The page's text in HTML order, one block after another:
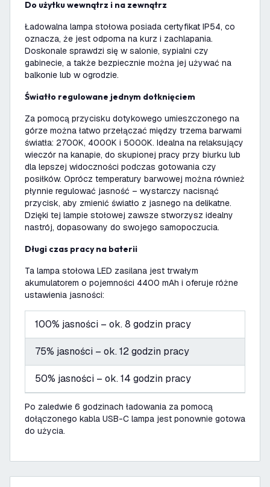
Do użytku wewnątrz i na zewnątrz
Ładowalna lampa stołowa posiada certyfikat IP54, co
oznacza, że jest odporna na kurz i zachlapania.
Doskonale sprawdzi się w salonie, sypialni czy
gabinecie, a także bezpiecznie można jej używać na
balkonie lub w ogrodzie.
Światło regulowane jednym dotknięciem
Za pomocą przycisku dotykowego umieszczonego na
górze można łatwo przełączać między trzema barwami
światła: 2700K, 4000K i 5000K. Idealna na relaksujący
wieczór na kanapie, do skupionej pracy przy biurku lub
dla lepszej widoczności podczas gotowania czy
posiłków. Oprócz temperatury barwowej można również
płynnie regulować jasność – wystarczy nacisnąć
przycisk, aby zmienić światło z jasnego na delikatne.
Dzięki tej lampie stołowej zawsze stworzysz idealny
nastrój, dopasowany do swojego samopoczucia.
Długi czas pracy na baterii
Ta lampa stołowa LED zasilana jest trwałym
akumulatorem o pojemności 4400 mAh i oferuje różne
ustawienia jasności:
100% jasności – ok. 8 godzin pracy
75% jasności – ok. 12 godzin pracy
50% jasności – ok. 14 godzin pracy
Po zaledwie 6 godzinach ładowania za pomocą
dołączonego kabla USB-C lampa jest ponownie gotowa
do użycia.